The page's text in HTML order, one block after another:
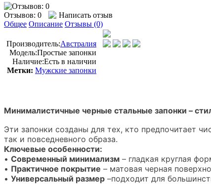
Отзывов: 0
Написать отзыв
Общее Описание Отзывы (0)
Производитель:Австралия
Модель:Простые запонки
Наличие:Есть в наличии
Метки: Мужские запонки
Минималистичные черные стальные запонки –
Эти запонки созданы для тех, кто предпочитает
так и повседневного образа.
Ключевые особенности:
• Современный минимализм – гладкая круглая
• Практичное покрытие – матовая черная
• Универсальный размер –подходит для